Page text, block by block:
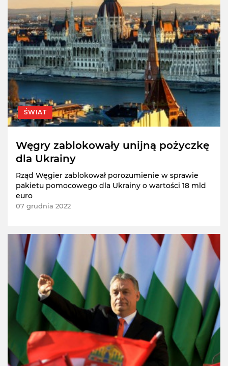
ŚWIAT
Węgry zablokowały unijną pożyczkę
dla Ukrainy
Rząd Węgier zablokował porozumienie w sprawie
pakietu pomocowego dla Ukrainy o wartości 18 mld
euro
07 grudnia 2022